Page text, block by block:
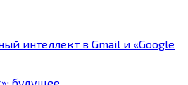
интеллект в Gmail и «Google